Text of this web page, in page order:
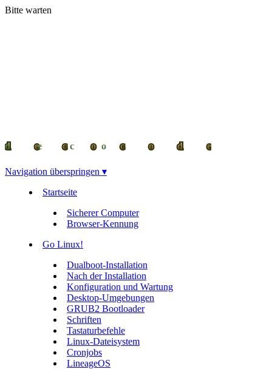
Bitte warten
decocode
decocode
deco
Navigation überspringen ▾
Startseite
Sicherer Computer
Browser-Kennung
Go Linux!
Dualboot-Installation
Nach der Installation
Konfiguration und Wartung
Desktop-Umgebungen
GRUB2 Bootloader
Schriften
Tastaturbefehle
Linux-Dateisystem
Cronjobs
LineageOS